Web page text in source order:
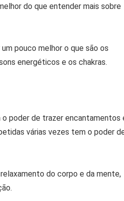
do que entender mais sobre
pouco melhor o que são os
energéticos e os chakras.
o poder de trazer encantamentos
várias vezes tem o poder
do corpo e da mente,